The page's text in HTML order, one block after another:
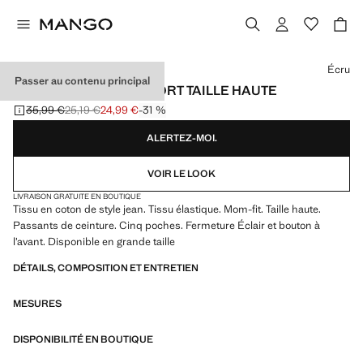
Passer au contenu principal
JEAN NEWMOM CONFORT TAILLE HAUTE
Prix initial barré [35,99 € ]
35,99 €
Deuxième prix barré [25,19 € ]
25,19 €
Prix actuel [24,99 € ]24,99 €-31 %
Choisissez une couleur
Écru
ALERTEZ-MOI.
VOIR LE LOOK
LIVRAISON GRATUITE EN BOUTIQUE
Tissu en coton de style jean. Tissu élastique. Mom-fit. Taille haute.
Passants de ceinture. Cinq poches. Fermeture Éclair et bouton à
l’avant. Disponible en grande taille
DÉTAILS, COMPOSITION ET ENTRETIEN
MESURES
DISPONIBILITÉ EN BOUTIQUE